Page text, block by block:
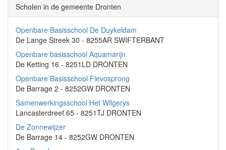
Scholen in de gemeente Dronten
Openbare Basisschool De Duykeldam
De Lange Streek 30 - 8255AR SWIFTERBANT
Openbare basisschool Aquamarijn
De Ketting 16 - 8251LD DRONTEN
Openbare Basisschool Flevosprong
De Barrage 2 - 8252GW DRONTEN
Samenwerkingsschool Het Wilgerys
Lancasterdreef 65 - 8251TJ DRONTEN
De Zonnewijzer
De Barrage 14 - 8252GW DRONTEN